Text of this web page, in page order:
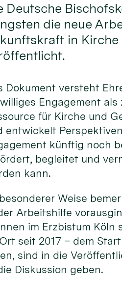
Deutsche
die neue
in Kirche
Dokument versteht
Engagement als
für Kirche und
entwickelt
künftig noch
begleitet und
kann.
Weise
Arbeitshilfe
im Erzbistum Köln
seit 2017 – dem
sind in die
Diskussion geben.